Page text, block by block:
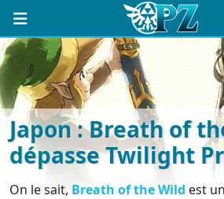
Japon : Breath of
dépasse Twilight
On le sait, Breath of the Wild est